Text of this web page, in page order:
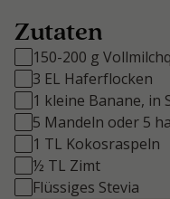
Zutaten
150-200 g
3 EL Haferflocken
1 kleine Banane, in
5 Mandeln oder 5
1 TL Kokosraspeln
½ TL Zimt
Flüssiges Stevia